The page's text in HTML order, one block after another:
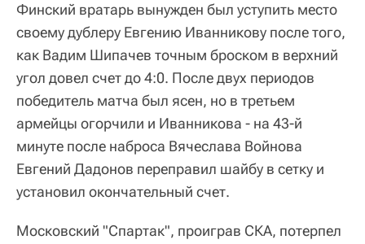
Финский вратарь вынужден был уступить место
своему дублеру Евгению Иванникову после того,
как Вадим Шипачев точным броском в верхний
угол довел счет до 4:0. После двух периодов
победитель матча был ясен, но в третьем
армейцы огорчили и Иванникова - на 43-й
минуте после наброса Вячеслава Войнова
Евгений Дадонов переправил шайбу в сетку и
установил окончательный счет.
Московский "Спартак", проиграв СКА, потерпел